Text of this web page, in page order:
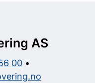
AS
00 •